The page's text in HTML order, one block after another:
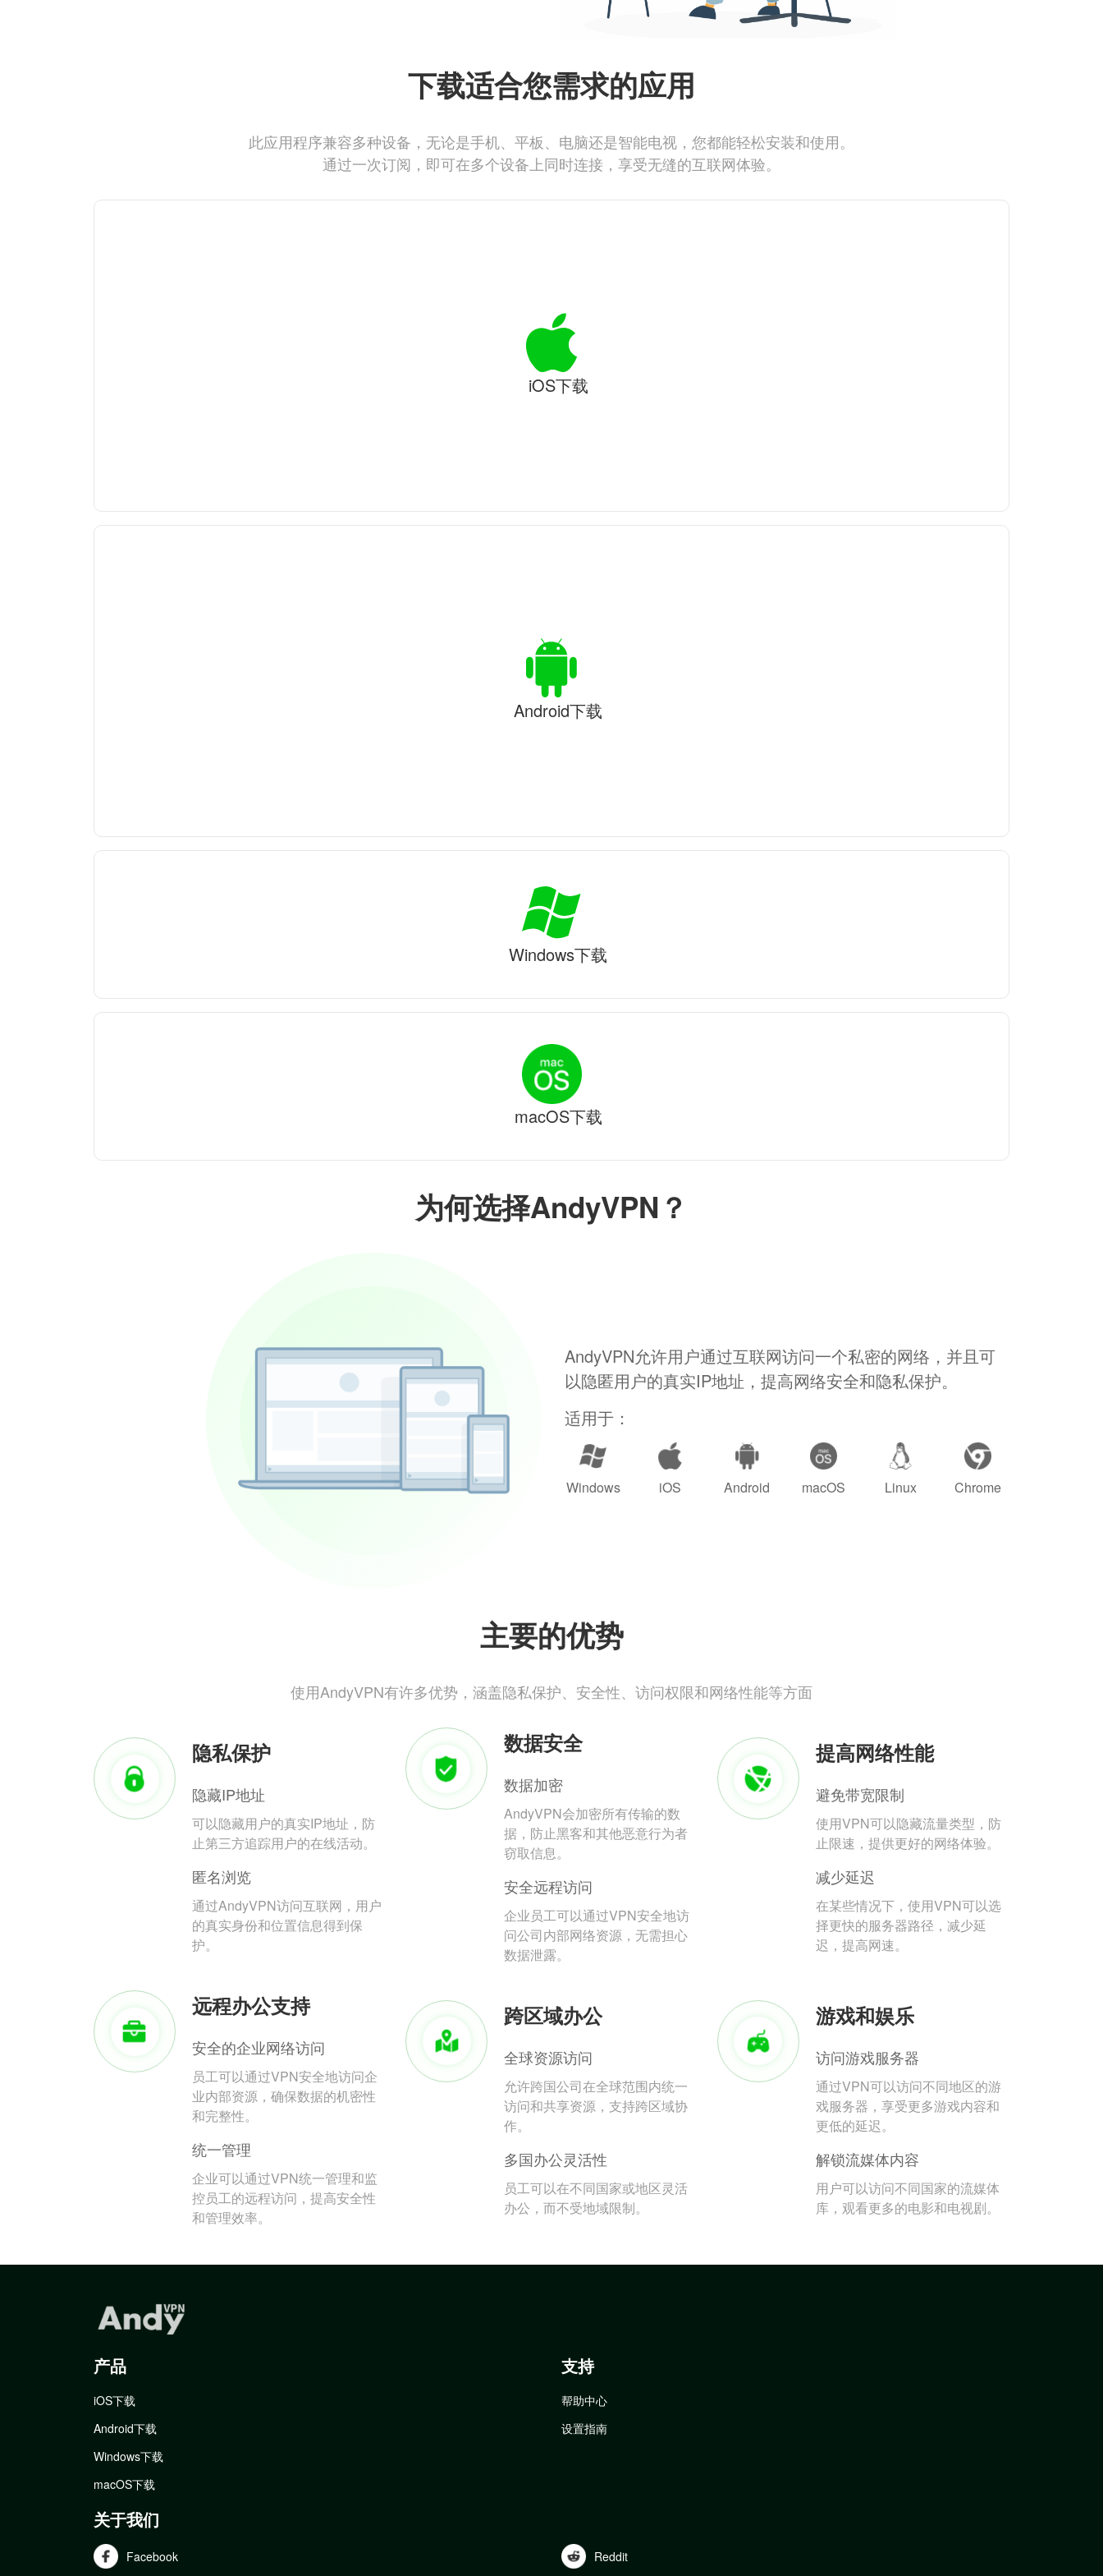
为何选择AndyVPN？
AndyVPN允许用户通过互联网访问一个私密的网络，并且可
以隐匿用户的真实IP地址，提高网络安全和隐私保护。
适用于：
Windows iOS Android macOS Linux Chrome
主要的优势
使用AndyVPN有许多优势，涵盖隐私保护、安全性、访问权限和网络性能等方面
隐私保护
隐藏IP地址
可以隐藏用户的真实IP地址，防
止第三方追踪用户的在线活动。
匿名浏览
通过AndyVPN访问互联网，用户
的真实身份和位置信息得到保
护。
数据安全
数据加密
AndyVPN会加密所有传输的数
据，防止黑客和其他恶意行为者
窃取信息。
安全远程访问
企业员工可以通过VPN安全地访
问公司内部网络资源，无需担心
数据泄露。
提高网络性能
避免带宽限制
使用VPN可以隐藏流量类型，防
止限速，提供更好的网络体验。
减少延迟
在某些情况下，使用VPN可以选
择更快的服务器路径，减少延
迟，提高网速。
远程办公支持
安全的企业网络访问
员工可以通过VPN安全地访问企
业内部资源，确保数据的机密性
和完整性。
统一管理
企业可以通过VPN统一管理和监
控员工的远程访问，提高安全性
和管理效率。
跨区域办公
全球资源访问
允许跨国公司在全球范围内统一
访问和共享资源，支持跨区域协
作。
多国办公灵活性
员工可以在不同国家或地区灵活
办公，而不受地域限制。
游戏和娱乐
访问游戏服务器
通过VPN可以访问不同地区的游
戏服务器，享受更多游戏内容和
更低的延迟。
解锁流媒体内容
用户可以访问不同国家的流媒体
库，观看更多的电影和电视剧。
下载适合您需求的应用
此应用程序兼容多种设备，无论是手机、平板、电脑还是智能电视，您都能轻松安装和使用。
通过一次订阅，即可在多个设备上同时连接，享受无缝的互联网体验。
iOS下载
Android下载
Windows下载
macOS下载
产品
iOS下载
Android下载
Windows下载
macOS下载
支持
帮助中心
设置指南
关于我们
Facebook Reddit